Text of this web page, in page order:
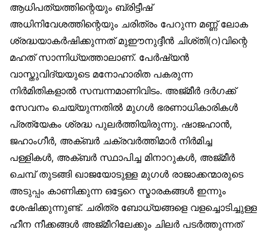
ആധിപത്യത്തിന്റെയും ബ്രിട്ടീഷ്
അധിനിവേശത്തിന്റെയും ചരിത്രം പേറുന്ന മണ്ണ് ലോക
ശ്രദ്ധയാകർഷിക്കുന്നത് മുഈനുദ്ദീൻ ചിശ്തി(റ)വിന്റെ
മഹത് സാന്നിധ്യത്താലാണ്. പേർഷ്യൻ
വാസ്തുവിദ്യയുടെ മനോഹാരിത പകരുന്ന
നിർമിതികളാൽ സമ്പന്നമാണിവിടം. അജ്മീർ ദർഗക്ക്
സേവനം ചെയ്യുന്നതിൽ മുഗൾ ഭരണാധികാരികൾ
പ്രത്യേകം ശ്രദ്ധ പുലർത്തിയിരുന്നു. ഷാജഹാൻ,
ജഹാംഗീർ, അക്ബർ ചക്രവർത്തിമാർ നിർമിച്ച
പള്ളികൾ, അക്ബർ സ്ഥാപിച്ച മിനാറുകൾ, അജ്മീർ
ചെമ്പ് തുടങ്ങി ഖാജയോടുള്ള മുഗൾ രാജാക്കന്മാരുടെ
അടുപ്പം കാണിക്കുന്ന ഒട്ടേറെ സ്മാരകങ്ങൾ ഇന്നും
ശേഷിക്കുന്നുണ്ട്. ചരിത്ര ബോധ്യങ്ങളെ വളച്ചൊടിച്ചുള്ള
ഹീന നീക്കങ്ങൾ അജ്മീറിലേക്കും ചിലർ പടർത്തുന്നത്